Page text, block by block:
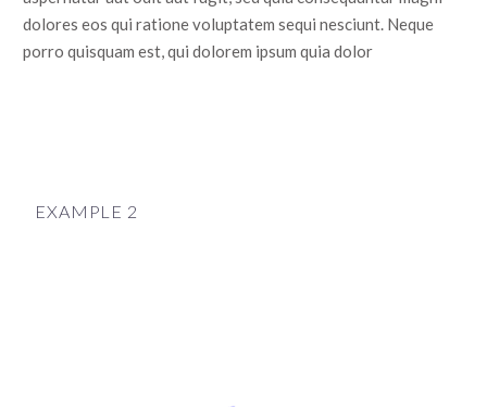
dolores eos qui ratione voluptatem sequi nesciunt. Neque
porro quisquam est, qui dolorem ipsum quia dolor
EXAMPLE 2